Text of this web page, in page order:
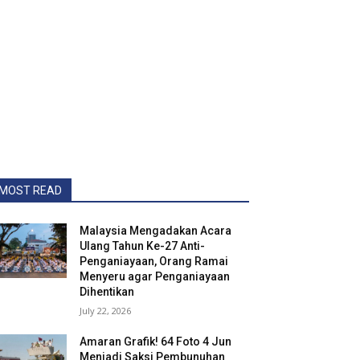
READ
Malaysia Mengadakan Acara
Ulang Tahun Ke-27 Anti-
Penganiayaan, Orang Ramai
Menyeru agar Penganiayaan
Dihentikan
July 22, 2026
Amaran Grafik! 64 Foto 4 Jun
Menjadi Saksi Pembunuhan